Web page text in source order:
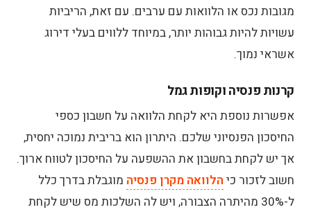
מגובות נכס או הלוואות עם ערבים. עם זאת, הריביות
עשויות להיות גבוהות יותר, במיוחד ללווים בעלי דירוג
אשראי נמוך.
קרנות פנסיה וקופות גמל
אפשרות נוספת היא לקחת הלוואה על חשבון כספי
החיסכון הפנסיוני שלכם. היתרון הוא בריבית נמוכה יחסית,
אך יש לקחת בחשבון את ההשפעה על החיסכון לטווח ארוך.
חשוב לזכור כי הלוואה מקרן פנסיה מוגבלת בדרך כלל
ל-30% מהיתרה הצבורה, ויש לה השלכות מס שיש לקחת